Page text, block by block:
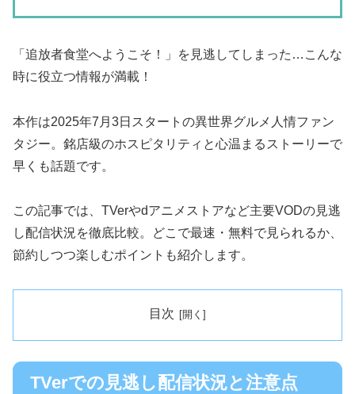
「追放者食堂へようこそ！」を見逃してしまった…こんな
時に役立つ情報が満載！
本作は2025年7月3日スタートの異世界グルメ人情ファン
タジー。銘店級のホスピタリティと心温まるストーリーで
早くも話題です。
この記事では、TVerやdアニメストアなど主要VODの見逃
し配信状況を徹底比較。どこで最速・無料で見られるか、
節約しつつ楽しむポイントも紹介します。
目次
TVerでの見逃し配信状況と注意点